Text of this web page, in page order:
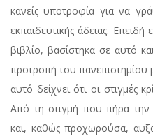
κανείς υποτροφία για να
εκπαιδευτικής άδειας.
βιβλίο, βασίστηκα σε αυτό
προτροπή του πανεπιστημίου
αυτό δείχνει ότι οι στιγμές
Από τη στιγμή που πήρα την
και, καθώς προχωρούσα,